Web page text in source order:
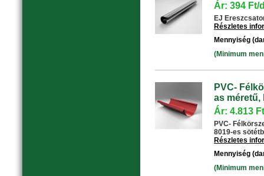
Ár: 394 Ft/
EJ
Részletes
Mennyiség
(Minimum
PVC-
as méretű,
Ár: 4.813
PVC-
8019-es
Részletes
Mennyiség
(Minimum